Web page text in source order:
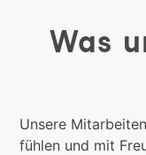
Was
Unsere
fühlen und mit